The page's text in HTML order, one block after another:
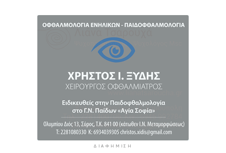
ανατιμήσεων - Οι κατηγορίες με τη μεγαλύτερη
ΔΙΑΦΉΜΙΣΗ